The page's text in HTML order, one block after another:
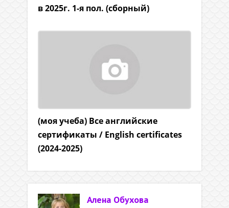
в 2025г. 1-я пол. (сборный)
(моя учеба) Все английские
сертификаты / English certificates
(2024-2025)
Алена Обухова